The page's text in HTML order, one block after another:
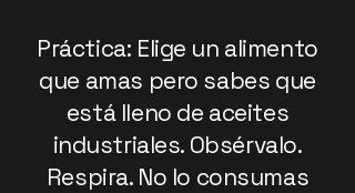
Práctica: Elige un alimento
que amas pero sabes que
está lleno de aceites
industriales. Obsérvalo.
Respira. No lo consumas